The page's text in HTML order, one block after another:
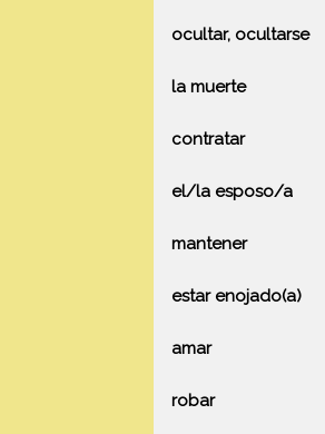
ocultar, ocultarse
la muerte
contratar
el/la esposo/a
mantener
estar enojado(a)
amar
robar